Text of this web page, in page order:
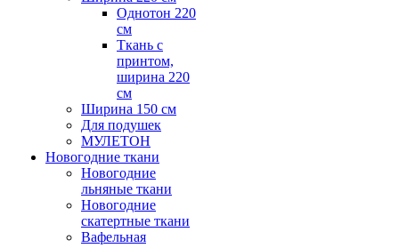
Однотон 220
см
Ткань с
принтом,
ширина 220
см
Ширина 150 см
Для подушек
МУЛЕТОН
Новогодние ткани
Новогодние
льняные ткани
Новогодние
скатертные ткани
Вафельная